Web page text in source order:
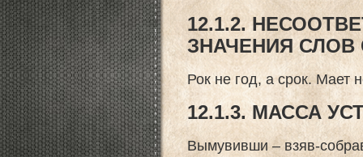
12.1.2.
ЗНАЧЕНИЯ
Рок не год, а срок. Мает
12.1.3. МАССА
Вымувивши – взяв-